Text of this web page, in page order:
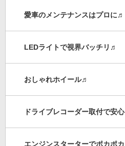
愛車のメンテナンスはプロに♬
LEDライトで視界バッチリ♬
おしゃれホイール♬
ドライブレコーダー取付で安心
エンジンスターターでポカポカ